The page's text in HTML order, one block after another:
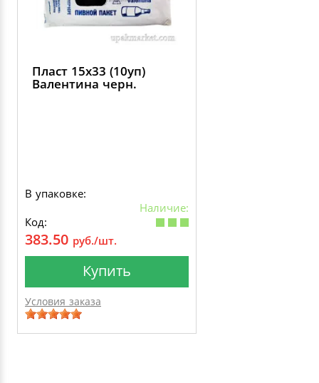
Пласт 15х33 (10уп)
Валентина черн.
В упаковке:
Наличие:
Код:
383.50 руб./шт.
Купить
Условия заказа